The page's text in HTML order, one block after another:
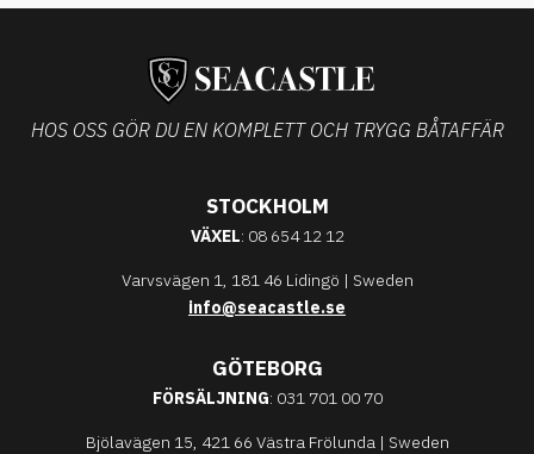
HOS OSS GÖR DU EN KOMPLETT OCH TRYGG BÅTAFFÄR
STOCKHOLM
VÄXEL: 08 654 12 12
Varvsvägen 1, 181 46 Lidingö | Sweden
info@seacastle.se
GÖTEBORG
FÖRSÄLJNING: 031 701 00 70
Bjölavägen 15, 421 66 Västra Frölunda | Sweden